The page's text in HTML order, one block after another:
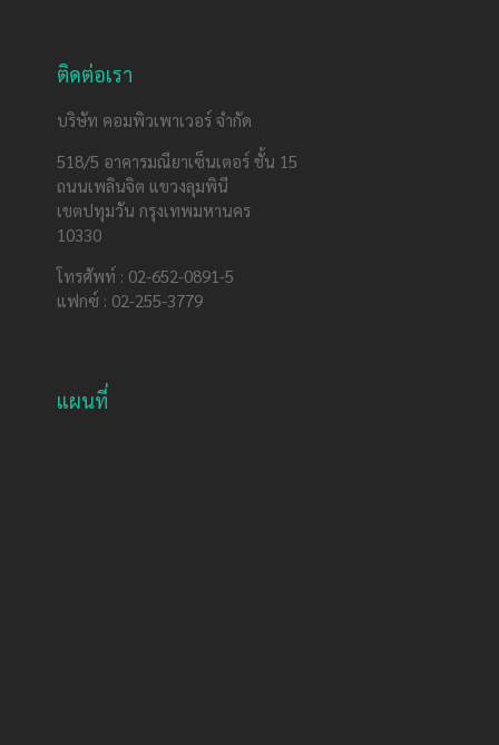
ติดต่อเรา
บริษัท คอมพิวเพาเวอร์ จำกัด
518/5 อาคารมณียาเซ็นเตอร์ ชั้น 15
ถนนเพลินจิต แขวงลุมพินี
เขตปทุมวัน กรุงเทพมหานคร
10330
โทรศัพท์ : 02-652-0891-5
แฟกซ์ : 02-255-3779
แผนที่